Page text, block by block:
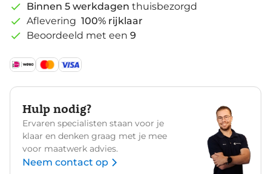
Binnen 5 werkdagen thuisbezorgd
Aflevering 100% rijklaar
Beoordeeld met een 9
Hulp nodig?
Ervaren specialisten staan voor je
klaar en denken graag met je mee
voor maatwerk advies.
Neem contact op